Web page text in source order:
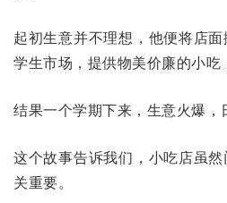
起初生意并不理想，他便将店
学生市场，提供物美价廉的小吃
结果一个学期下来，生意火爆，
这个故事告诉我们，小吃店虽
关重要。